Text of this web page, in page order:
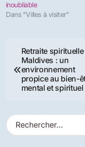
inoubliable
Dans "Villes à visiter"
Navigation
de
l’article
Retraite
Maldives : un
environnement
propice au bien-
mental et spirituel
R
e